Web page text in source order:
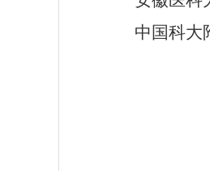
中国科大